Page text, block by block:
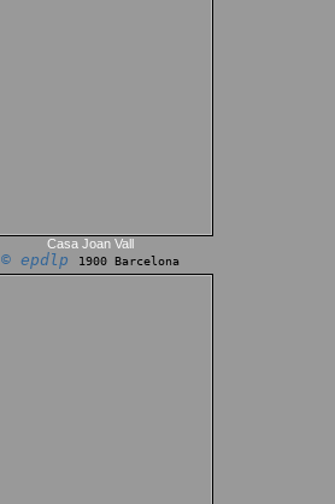
Casa Joan Vall
© epdlp 1900 Barcelona